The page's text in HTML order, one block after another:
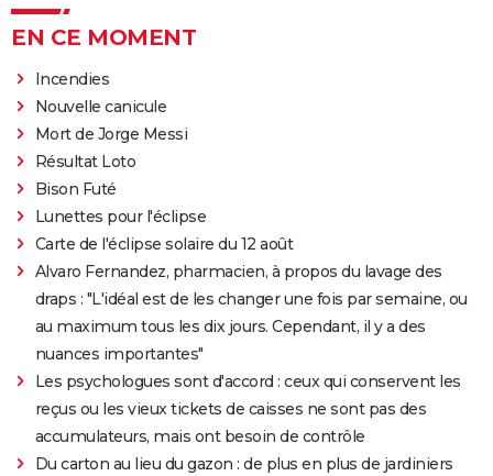
EN CE MOMENT
Incendies
Nouvelle canicule
Mort de Jorge Messi
Résultat Loto
Bison Futé
Lunettes pour l'éclipse
Carte de l'éclipse solaire du 12 août
Alvaro Fernandez, pharmacien, à propos du lavage des
draps : "L'idéal est de les changer une fois par semaine, ou
au maximum tous les dix jours. Cependant, il y a des
nuances importantes"
Les psychologues sont d'accord : ceux qui conservent les
reçus ou les vieux tickets de caisses ne sont pas des
accumulateurs, mais ont besoin de contrôle
Du carton au lieu du gazon : de plus en plus de jardiniers